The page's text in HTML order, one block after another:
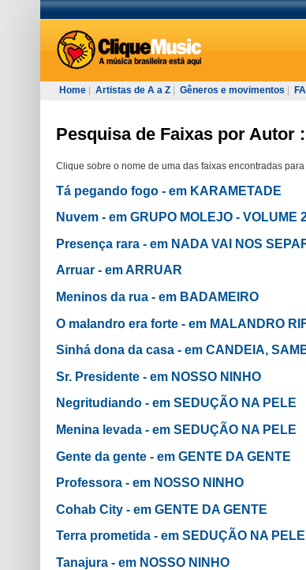
Home Artistas de A a Z Gêneros e movimentos
Pesquisa de Faixas por Autor
Clique sobre o nome de uma das faixas encontradas
Tá pegando fogo - em KARAMETADE
Nuvem - em GRUPO MOLEJO - VOLUME
Presença rara - em NADA VAI NOS
Arruar - em ARRUAR
Meninos da rua - em BADAMEIRO
O malandro era forte - em MALANDRO
Sinhá dona da casa - em CANDEIA,
Sr. Presidente - em NOSSO NINHO
Negritudiando - em SEDUÇÃO NA PELE
Menina levada - em SEDUÇÃO NA PELE
Gente da gente - em GENTE DA GENTE
Professora - em NOSSO NINHO
Cohab City - em GENTE DA GENTE
Terra prometida - em SEDUÇÃO NA PELE
Tanajura - em NOSSO NINHO